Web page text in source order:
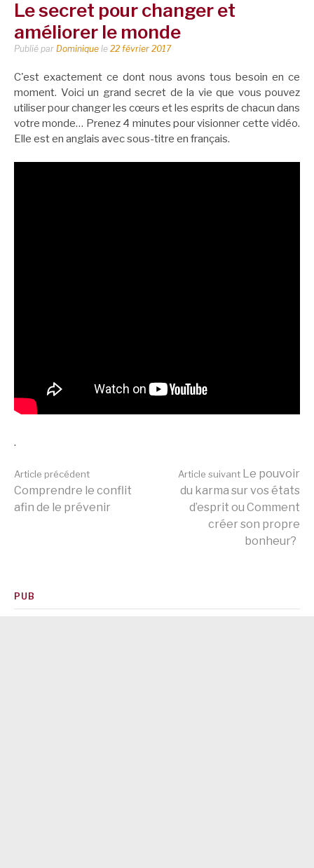
Le secret pour changer et
améliorer le monde
Publié par Dominique le 22 février 2017
C'est exactement ce dont nous avons tous besoin en ce
moment. Voici un grand secret de la vie que vous pouvez
utiliser pour changer les cœurs et les esprits de chacun dans
votre monde… Prenez 4 minutes pour visionner cette vidéo.
Elle est en anglais avec sous-titre en français.
.
Lire
Article précédent
Comprendre le conflit
afin de le prévenir
Article suivant Le pouvoir
du karma sur vos états
d’esprit ou Comment
créer son propre
bonheur?
PUB